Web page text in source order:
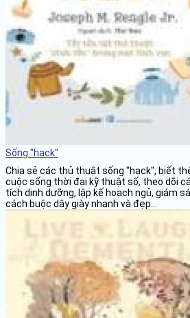
Sống "hack"
Chia sẻ các thủ thuật sống "hack", biết
cuộc sống thời đại kỹ thuật số, theo dõi
tích dinh dưỡng, lập kế hoạch ngủ, giám
cách buộc dây giày nhanh và đẹp...